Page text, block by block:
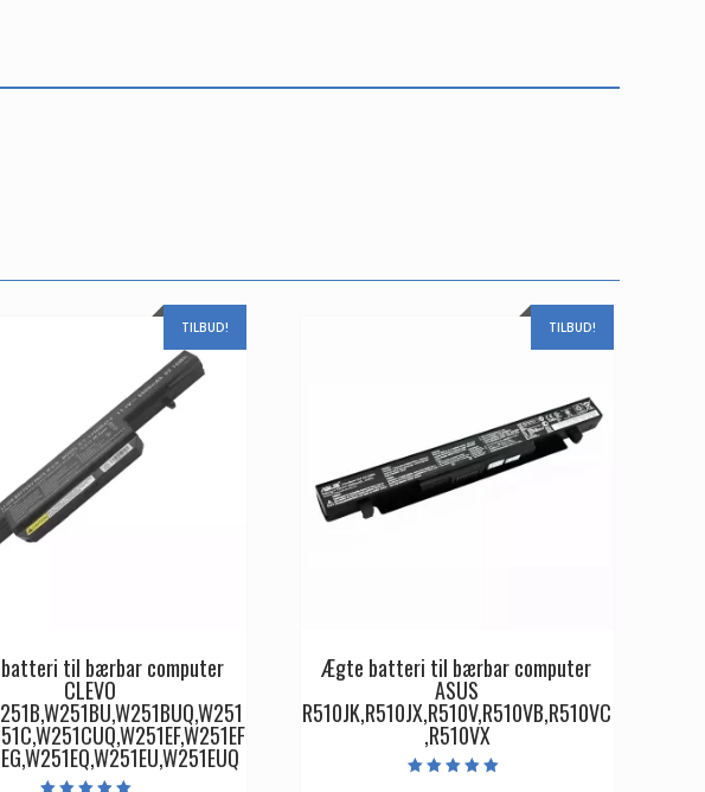
TILBUD!
til bærbar computer
CLEVO
TILBUD!
Ægte batteri til bærbar computer
ASUS
R510JK,R510JX,R510V,R510VB,R510VC
,R510VX